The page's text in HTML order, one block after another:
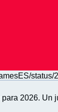
2026. Un